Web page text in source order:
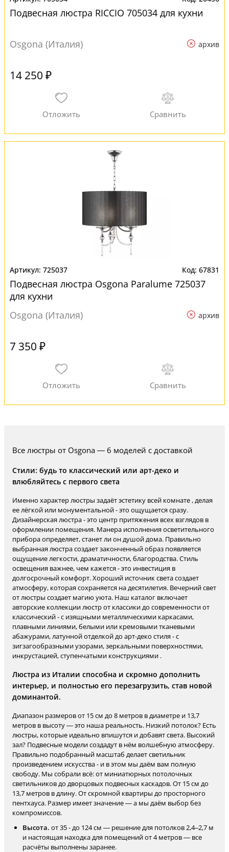
Подвесная люстра RICCIO 705034 для кухни
Osgona (Италия) архив
14 250 ₽
725037 67831
Подвесная люстра Osgona Paralume 725037
для кухни
Osgona (Италия)
архив
7 350 ₽
Все люстры от Osgona — 6 моделей с доставкой
Стили: будь то классический или арт-деко и
влюбляйтесь с первого света
Именно характер люстры задаёт эстетику всей комнате , делая
ее лёгкой или монументальной - это ощущается сразу.
Дизайнерская люстра - это центр притяжения всех взглядов в
оформлении помещения. Манера исполнения осветительного
прибора определяет, станет ли он душой дома. Правильно
выбранная люстра создает законченный образ появляется
ощущение легкости, драматичности, благородства. Стиль
освещения важнее, чем кажется - это инвестиция в
долгосрочный комфорт. Хороший источник света создает
атмосферу, которая сохраняется на десятилетия. Вечерний свет
от люстры создает магию уюта. Наш каталог включает
авторские коллекции люстр от классики до современности от
классический - с изящными металлическими каркасами,
плавными линиями, белыми или кремовыми тканевыми
абажурами, латунной отделкой до арт-деко стиля - с
зигзагообразными узорами, зеркальными поверхностями,
инкрустацией, ступенчатыми конструкциями .
Люстра из Италии способна и скромно дополнить
интерьер, и полностью его перезагрузить, став новой
доминантой.
Диапазон размеров от 15 см до 8 метров в диаметре и 13,7
метров в высоту — это наша реальность. Низкий потолок? Есть
люстры, которые идеально впишутся и добавят света. Высокий
зал? Подвесные модели создадут в нём волшебную атмосферу.
Правильно подобранный масштаб делает светильник
произведением искусства - и в этом мы даём вам полную
свободу. Мы собрали всё: от миниатюрных потолочных
светильников до дворцовых подвесных каскадов. От 15 см до
13,7 метров в длину. От скромной квартиры до просторного
пентхауса. Размер имеет значение — а мы даём выбор без
компромиссов.
Высота. от 35 - до 124 см — решение для потолков 2,4–2,7 м
и настоящая находка для помещений от 4 метров — все
расчёты выполнены заранее.